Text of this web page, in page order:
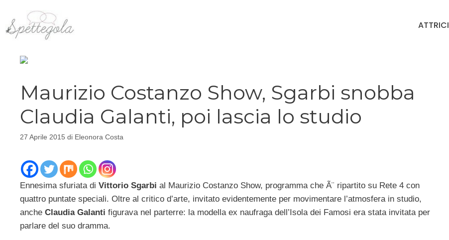
contenuto
ATTRICI
Maurizio Costanzo Show, Sgarbi snobba
Claudia Galanti, poi lascia lo studio
27 Aprile 2015 di Eleonora Costa
Ennesima sfuriata di Vittorio Sgarbi al Maurizio Costanzo Show, programma che Ã¨ ripartito su Rete 4 con
quattro puntate speciali. Oltre al critico d’arte, invitato evidentemente per movimentare l’atmosfera in studio,
anche Claudia Galanti figurava nel parterre: la modella ex naufraga dell’Isola dei Famosi era stata invitata per
parlare del suo dramma.